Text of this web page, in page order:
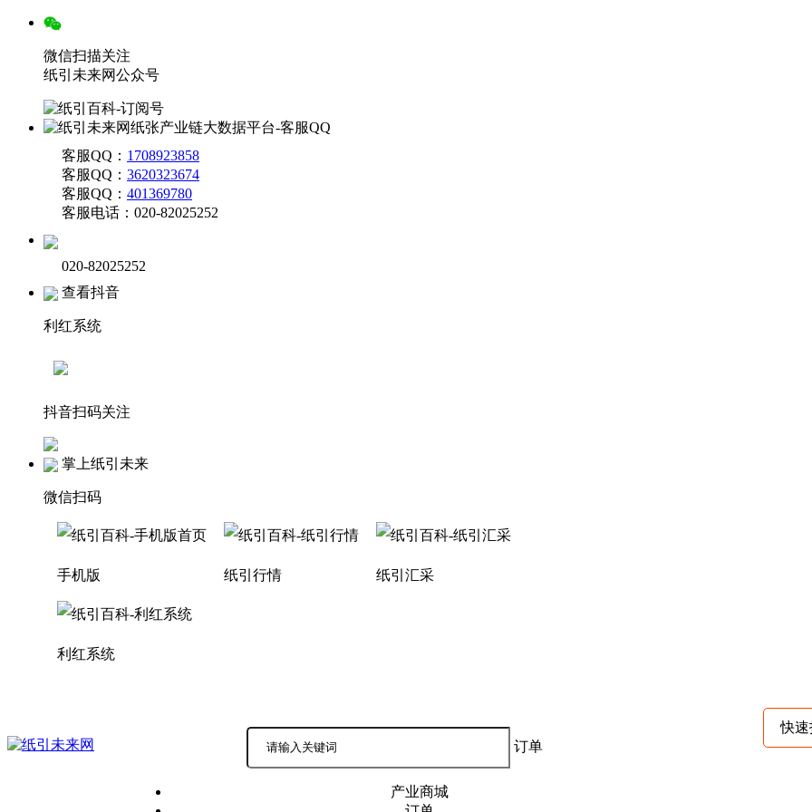
微信扫描关注
纸引未来网公众号
客服QQ： 1708923858
客服QQ： 3620323674
客服QQ： 401369780
客服电话：020-82025252
020-82025252
查看抖音
利红系统
抖音扫码关注
掌上纸引未来
微信扫码
手机版 纸引行情 纸引汇采
利红系统
订单
产业商城
快